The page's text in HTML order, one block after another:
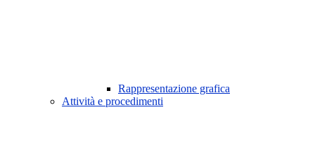
Rappresentazione grafica
Attività e procedimenti